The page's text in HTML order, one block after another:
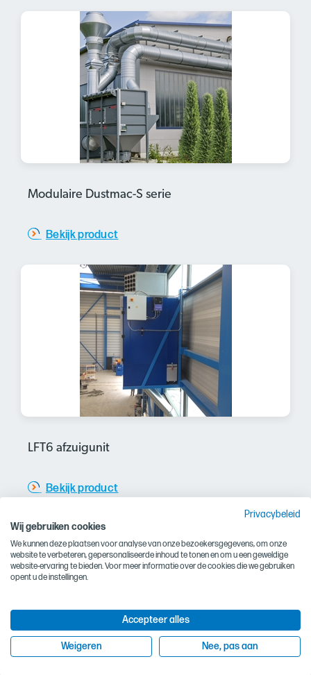
Modulaire Dustmac-S serie
Bekijk product
LFT6 afzuigunit
Bekijk product
Privacybeleid
Wij gebruiken cookies
We kunnen deze plaatsen voor analyse van onze bezoekersgegevens, om onze
website te verbeteren, gepersonaliseerde inhoud te tonen en om u een geweldige
website-ervaring te bieden. Voor meer informatie over de cookies die we gebruiken
opent u de instellingen.
Accepteer alles
Weigeren Nee, pas aan